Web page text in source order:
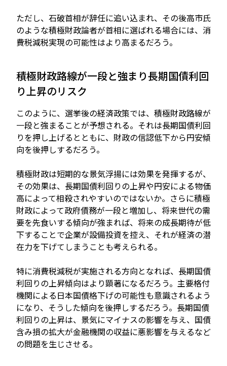
ただし、石破首相が辞任に追い込まれ、その後高市氏
のような積極財政論者が首相に選ばれる場合には、消
費税減税実現の可能性はより高まるだろう。
積極財政路線が一段と強まり長期国債利回
り上昇のリスク
このように、選挙後の経済政策では、積極財政路線が
一段と強まることが予想される。それは長期国債利回
りを押し上げるとともに、財政の信認低下から円安傾
向を後押しするだろう。
積極財政は短期的な景気浮揚には効果を発揮するが、
その効果は、長期国債利回りの上昇や円安による物価
高によって相殺されやすいのではないか。さらに積極
財政によって政府債務が一段と増加し、将来世代の需
要を先食いする傾向が強まれば、将来の成長期待が低
下することで企業が設備投資を控え、それが経済の潜
在力を下げてしまうことも考えられる。
特に消費税減税が実施される方向となれば、長期国債
利回りの上昇傾向はより顕著になるだろう。主要格付
機関による日本国債格下げの可能性も意識されるよう
になり、そうした傾向を後押しするだろう。長期国債
利回りの上昇は、景気にマイナスの影響を与え、国債
含み損の拡大が金融機関の収益に悪影響を与えるなど
の問題を生じさせる。